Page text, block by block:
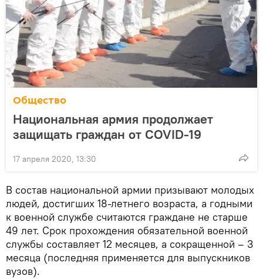
Общество
Национальная армия продолжает
защищать граждан от COVID-19
17 апреля 2020, 13:30
В состав национальной армии призывают молодых
людей, достигших 18-летнего возраста, а годными
к военной службе считаются граждане не старше
49 лет. Срок прохождения обязательной военной
службы составляет 12 месяцев, а сокращенной – 3
месяца (последняя применяется для выпускников
вузов).